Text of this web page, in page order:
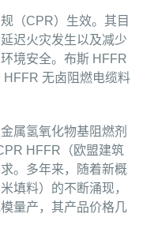
（CPR）生效。其目
迟火灾发生以及减少
境安全。布斯 HFFR
无卤阻燃电缆料
属氢氧化物基阻燃剂
HFFR（欧盟建筑
。多年来，随着新概
填料）的不断涌现，
量产，其产品价格几